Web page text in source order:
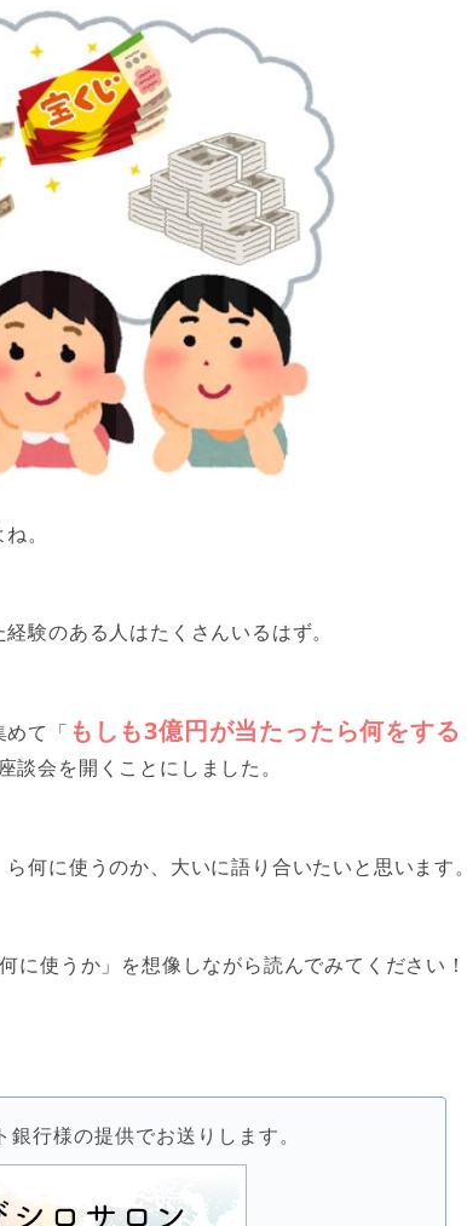
。
験のある人はたくさんいるはず。
めて「 もしも3億円が当たったら何をする
談会を開くことにしました。
何に使うのか、大いに語り合いたいと思います。
に使うか」を想像しながら読んでみてください！
行様の提供でお送りします。